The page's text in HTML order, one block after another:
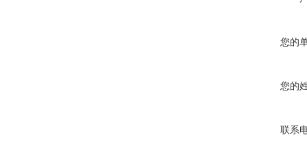
您的
您的
联系